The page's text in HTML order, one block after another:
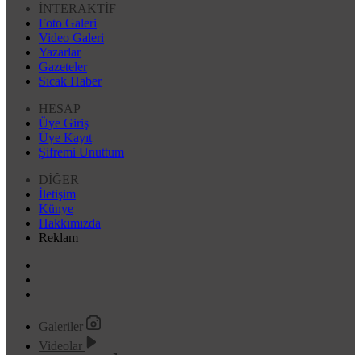
İNTERAKTİF
Foto Galeri
Video Galeri
Yazarlar
Gazeteler
Sıcak Haber
HESAP
Üye Giriş
Üye Kayıt
Şifremi Unuttum
DİĞER
İletişim
Künye
Hakkımızda
Reklam
Galeriler
Videolar